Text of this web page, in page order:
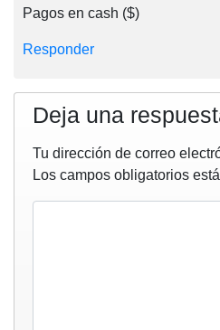
Pagos en cash ($)
Responder
Deja una
Tu dirección de correo
Los campos obligatorios